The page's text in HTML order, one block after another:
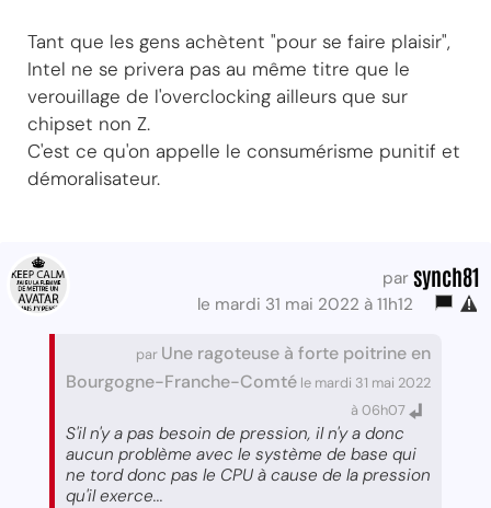
Tant que les gens achètent "pour se faire plaisir",
Intel ne se privera pas au même titre que le
verouillage de l'overclocking ailleurs que sur
chipset non Z.
C'est ce qu'on appelle le consumérisme punitif et
démoralisateur.
par synch81
le mardi 31 mai 2022 à 11h12
par Une ragoteuse à forte poitrine en
Bourgogne-Franche-Comté le mardi 31 mai 2022
à 06h07
S'il n'y a pas besoin de pression, il n'y a donc
aucun problème avec le système de base qui
ne tord donc pas le CPU à cause de la pression
qu'il exerce...